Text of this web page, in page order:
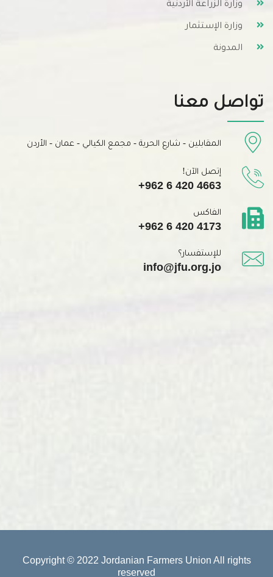
وزارة الزراعة الأردنية
وزارة الإستثمار
المدونة
تواصل معنا
المقابلين - شارع الحرية - مجمع الكيالي - عمان - الأردن
إتصل الآن!
+962 6 420 4663
الفاكس
+962 6 420 4173
للإستفسار؟
info@jfu.org.jo
Copyright © 2022 Jordanian Farmers Union All rights
reserved